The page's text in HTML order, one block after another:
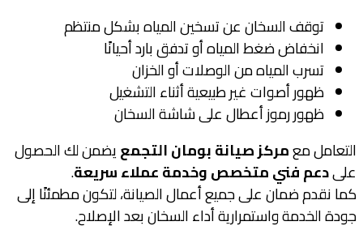
توقف السخان عن تسخين المياه بشكل منتظم
انخفاض ضغط المياه أو تدفق بارد أحيانًا
تسرب المياه من الوصلات أو الخزان
ظهور أصوات غير طبيعية أثناء التشغيل
ظهور رموز أعطال على شاشة السخان
التعامل معمركز صيانة بومان التجمعيضمن لك الحصول
علىدعم فني متخصص وخدمة عملاء سريعة.
كما نقدم ضمان على جميع أعمال الصيانة، لتكون مطمئنًا إلى
جودة الخدمة واستمرارية أداء السخان بعد الإصلاح.